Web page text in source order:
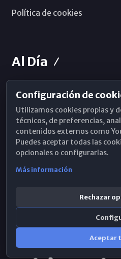
Política de cookies
Al Día
Horarios de Misa
Hemeroteca
WhatsApp
Configuración de
Utilizamos cookies propias y
técnicos, de preferencias,
contenidos externos como
Puedes aceptar todas las
opcionales o configurarlas.
Más información
Rechazar
Aceptar